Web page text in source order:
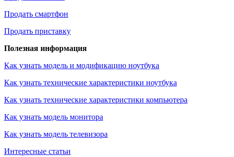
Продать смартфон
Продать приставку
Полезная информация
Как узнать модель и модификацию ноутбука
Как узнать технические характеристики ноутбука
Как узнать технические характеристики компьютера
Как узнать модель монитора
Как узнать модель телевизора
Интересные статьи